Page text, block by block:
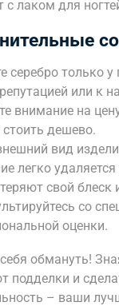
с лаком для
серебро только
или к
внимание на
дешево.
вид
легко
теряют свой
со
оценки.
обмануть!
подделки и
– ваши